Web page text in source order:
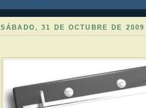
SÁBADO, 31 DE OCTUBRE DE 2009